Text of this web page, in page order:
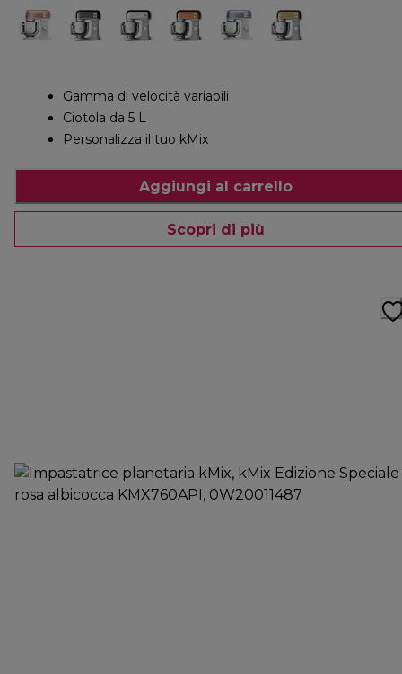
Gamma di velocità variabili
Ciotola da 5 L
Personalizza il tuo kMix
Aggiungi al carrello
Scopri di più